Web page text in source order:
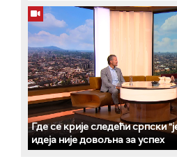
Где се крије следећи српски
идеја није довољна за успех